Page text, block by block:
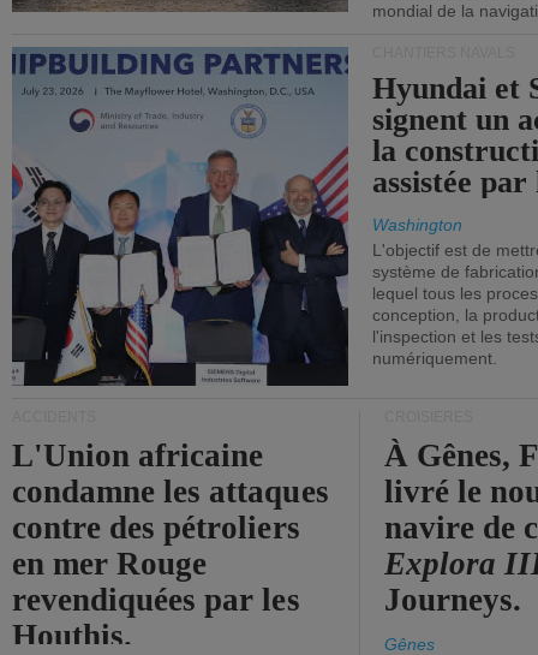
mondial de la
Hyundai et
signent un
la
assistée
Washington
L'objectif est de
système de
lequel tous les
conception, la
l'inspection et les
numériquement.
L'Union africaine
condamne les attaques
contre des pétroliers
en mer Rouge
revendiquées par les
Houthis.
À Gênes,
livré le
navire de
Explora
Journeys.
Gênes